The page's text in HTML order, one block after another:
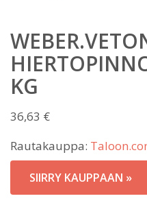
KG
36,63 €
Rautakauppa:
SIIRRY KAUPPAAN »